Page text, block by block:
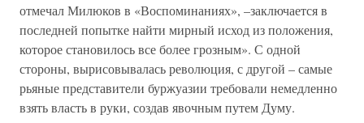
отмечал Милюков в «Воспоминаниях», –заключается в
последней попытке найти мирный исход из положения,
которое становилось все более грозным». С одной
стороны, вырисовывалась революция, с другой – самые
рьяные представители буржуазии требовали немедленно
взять власть в руки, создав явочным путем Думу.